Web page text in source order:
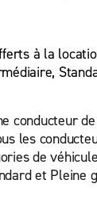
à la
conducteur
les
de
et Pleine